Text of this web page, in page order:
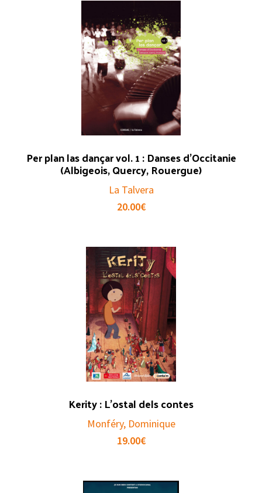
Per plan las dançar vol. 1 : Danses d’Occitanie
(Albigeois, Quercy, Rouergue)
La Talvera
20.00€
Kerity : L’ostal dels contes
Monféry, Dominique
19.00€